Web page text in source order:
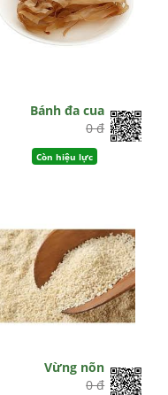
Bánh đa cua
0 đ
Còn hiệu lực
Vừng nõn
0 đ